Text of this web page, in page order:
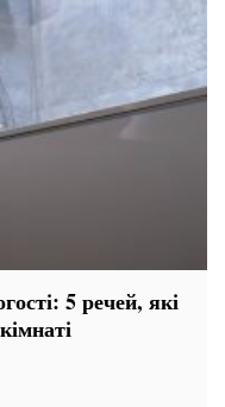
5 речей, які